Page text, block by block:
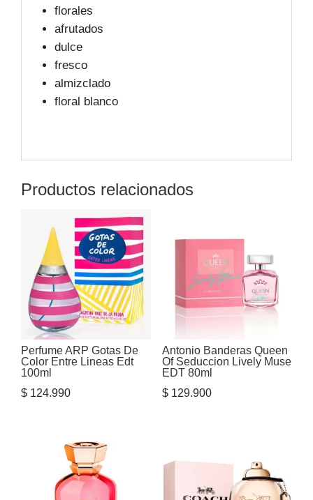
florales
afrutados
dulce
fresco
almizclado
floral blanco
Productos relacionados
Perfume ARP Gotas De
Color Entre Lineas Edt
100ml
$ 124.990
Antonio Banderas Queen
Of Seduccion Lively Muse
EDT 80ml
$129.900